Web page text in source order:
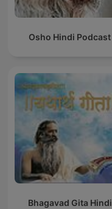
Osho Hindi Podcast
Bhagavad Gita Hindi